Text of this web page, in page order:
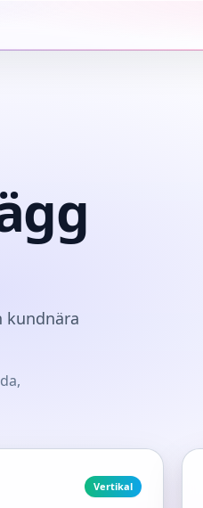
kundnära
Vertikal